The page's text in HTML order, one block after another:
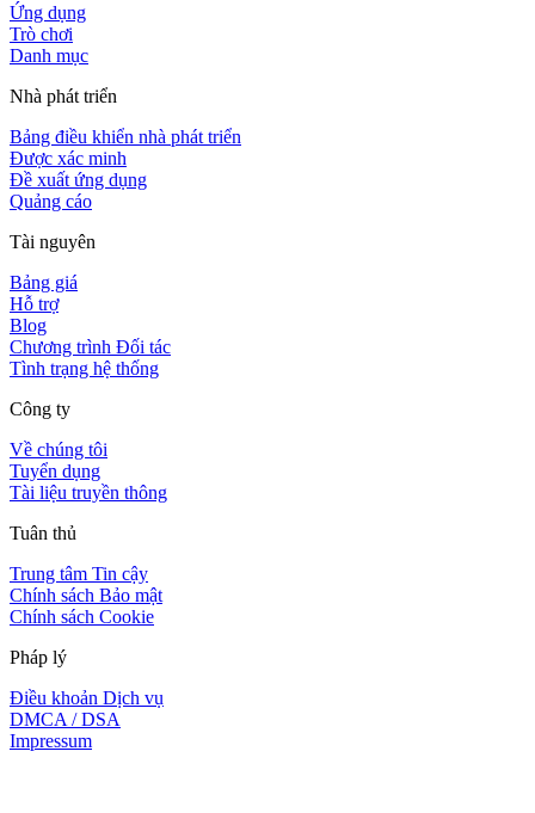
Ứng dụng
Trò chơi
Danh mục
Nhà phát triển
Bảng điều khiển nhà phát triển
Được xác minh
Đề xuất ứng dụng
Quảng cáo
Tài nguyên
Bảng giá
Hỗ trợ
Blog
Chương trình Đối tác
Tình trạng hệ thống
Công ty
Về chúng tôi
Tuyển dụng
Tài liệu truyền thông
Tuân thủ
Trung tâm Tin cậy
Chính sách Bảo mật
Chính sách Cookie
Pháp lý
Điều khoản Dịch vụ
DMCA / DSA
Impressum